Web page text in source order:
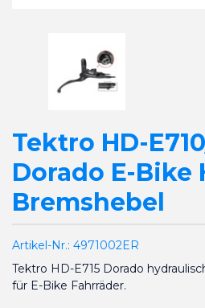
Tektro HD-
Dorado E-Bike
Bremshebel
Artikel-Nr.: 4971002ER
Tektro HD-E715 Dorado
für E-Bike Fahrräder.